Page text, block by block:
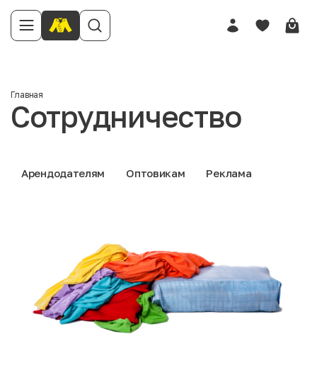
Главная
Сотрудничество
Арендодателям Оптовикам Реклама